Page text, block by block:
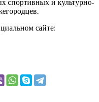
спортивных и культурно-
сайте: